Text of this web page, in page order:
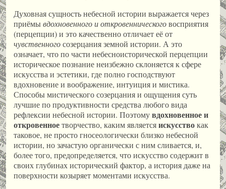
Духовная сущность небесной истории выражается через
приёмывдохновенного и откровенническоговосприятия
(перцепции) и это качественно отличает её от
чувственногосозерцания земной истории. А это
означает, что по части небесноисторической перцепции
историческое познание неизбежно склоняется к сфере
искусства и эстетики, где полно господствуют
вдохновение и воображение, интуиция и мистика.
Способы мистического созерцания и ощущения суть
лучшие по продуктивности средства любого вида
рефлексии небесной истории. Поэтомувдохновенное и
откровенноетворчество, каким являетсяискусствокак
таковое, не просто гносеологически близко небесной
истории, но зачастую органически с ним сливается, и,
более того, предопределяется, что искусство содержит в
своих глубинах исторический фактор, а история даже на
поверхности козыряет моментами искусства.